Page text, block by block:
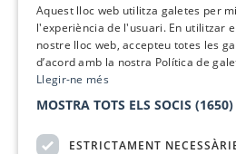
Comunicacions
Anuncia’t
Vull rebre la newsletter
Aquest lloc web utilitza galetes per
l'experiència de l'usuari. En utilitzar el
nostre lloc web, accepteu totes les
d’acord amb la nostra Política de
Llegir-ne més
MOSTRA TOTS ELS SOCIS
ESTRICTAMENT